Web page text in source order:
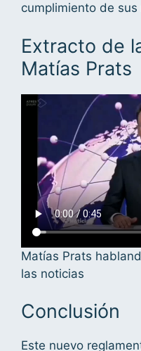
cumplimiento de
Extracto de
Matías Prats
Matías Prats
las noticias
Conclusión
Este nuevo